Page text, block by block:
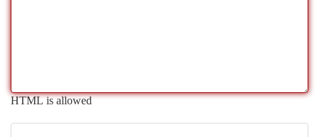
HTML is allowed